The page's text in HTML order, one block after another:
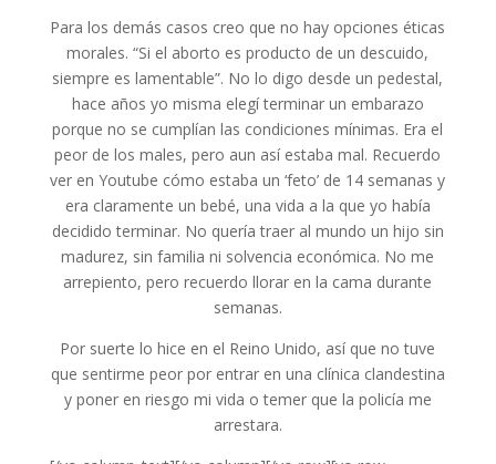
Para los demás casos creo que no hay opciones éticas
morales. “Si el aborto es producto de un descuido,
siempre es lamentable”. No lo digo desde un pedestal,
hace años yo misma elegí terminar un embarazo
porque no se cumplían las condiciones mínimas. Era el
peor de los males, pero aun así estaba mal. Recuerdo
ver en Youtube cómo estaba un ‘feto’ de 14 semanas y
era claramente un bebé, una vida a la que yo había
decidido terminar. No quería traer al mundo un hijo sin
madurez, sin familia ni solvencia económica. No me
arrepiento, pero recuerdo llorar en la cama durante
semanas.
Por suerte lo hice en el Reino Unido, así que no tuve
que sentirme peor por entrar en una clínica clandestina
y poner en riesgo mi vida o temer que la policía me
arrestara.